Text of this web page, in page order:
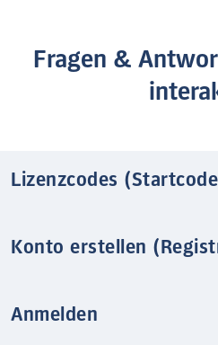
Fragen &
Lizenzcodes
Konto erstellen
Anmelden